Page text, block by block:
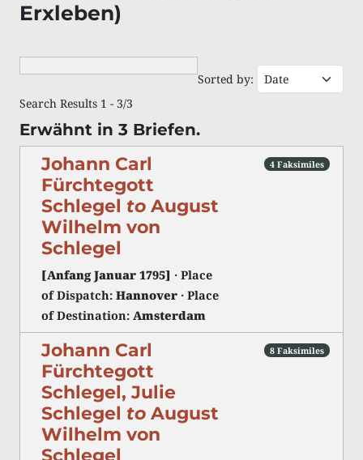
Erxleben)
Sorted by:
Search Results 1 - 3/3
Erwähnt in 3 Briefen.
Johann Carl
Fürchtegott
Schlegel to August
Wilhelm von
Schlegel
[Anfang Januar 1795] · Place
of Dispatch: Hannover · Place
of Destination: Amsterdam
4 Faksimiles
Johann Carl
Fürchtegott
Schlegel, Julie
Schlegel to August
Wilhelm von
Schlegel
8 Faksimiles